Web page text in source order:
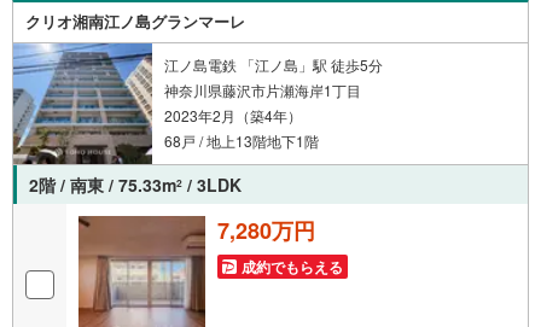
クリオ湘南江ノ島グランマーレ
江ノ島電鉄 「江ノ島」駅 徒歩5分
神奈川県藤沢市片瀬海岸1丁目
2023年2月（築4年）
68戸 / 地上13階地下1階
2階 / 南東 / 75.33m2 / 3LDK
7,280万円
成約でもらえる